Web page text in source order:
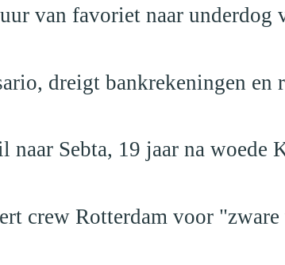
van favoriet naar underdog
dreigt bankrekeningen en
Sebta, 19 jaar na woede
crew Rotterdam voor